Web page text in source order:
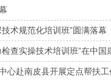
术规范化培训班”圆满落幕
检查实操技术培训班”在中
心赴南皮县开展定点帮扶工